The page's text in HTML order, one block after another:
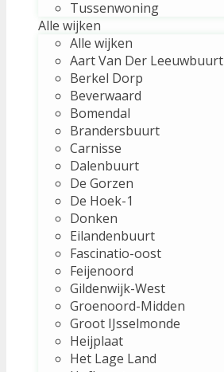
Tussenwoning
Alle wijken
Alle wijken
Aart Van Der Leeuwbuurt
Berkel Dorp
Beverwaard
Bomendal
Brandersbuurt
Carnisse
Dalenbuurt
De Gorzen
De Hoek-1
Donken
Eilandenbuurt
Fascinatio-oost
Feijenoord
Gildenwijk-West
Groenoord-Midden
Groot IJsselmonde
Heijplaat
Het Lage Land